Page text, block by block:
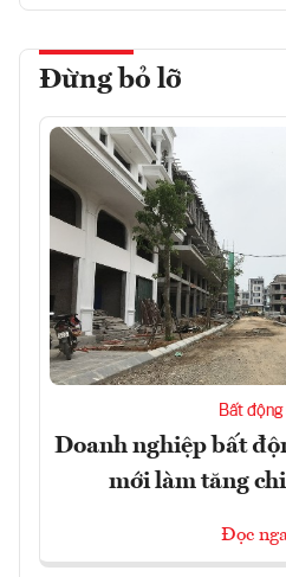
Đừng bỏ lỡ
Bất động
Doanh nghiệp bất
mới làm tăng
Đọc